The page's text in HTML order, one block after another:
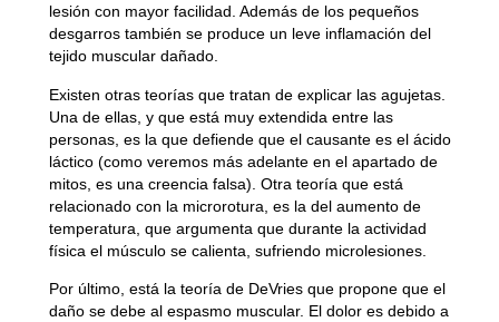
lesión con mayor facilidad. Además de los pequeños
desgarros también se produce un leve inflamación del
tejido muscular dañado.
Existen otras teorías que tratan de explicar las agujetas.
Una de ellas, y que está muy extendida entre las
personas, es la que defiende que el causante es el ácido
láctico(como veremos más adelante en el apartado de
mitos, es una creencia falsa). Otra teoría que está
relacionado con la microrotura, es la del aumento de
temperatura , que argumenta que durante la actividad
física el músculo se calienta, sufriendo microlesiones.
Por último, está la teoría de DeVries que propone que el
daño se debe al espasmo muscular. El dolor es debido a